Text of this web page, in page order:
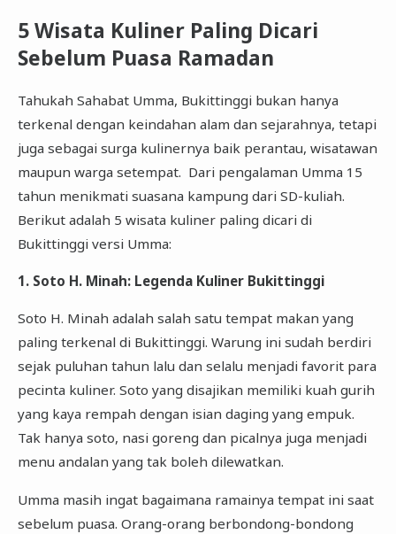
5 Wisata Kuliner Paling Dicari
Sebelum Puasa Ramadan
Tahukah Sahabat Umma, Bukittinggi bukan hanya
terkenal dengan keindahan alam dan sejarahnya, tetapi
juga sebagai surga kulinernya baik perantau, wisatawan
maupun warga setempat. Dari pengalaman Umma 15
tahun menikmati suasana kampung dari SD-kuliah.
Berikut adalah 5 wisata kuliner paling dicari di
Bukittinggi versi Umma:
1. Soto H. Minah: Legenda Kuliner Bukittinggi
Soto H. Minah adalah salah satu tempat makan yang
paling terkenal di Bukittinggi. Warung ini sudah berdiri
sejak puluhan tahun lalu dan selalu menjadi favorit para
pecinta kuliner. Soto yang disajikan memiliki kuah gurih
yang kaya rempah dengan isian daging yang empuk.
Tak hanya soto, nasi goreng dan picalnya juga menjadi
menu andalan yang tak boleh dilewatkan.
Umma masih ingat bagaimana ramainya tempat ini saat
sebelum puasa. Orang-orang berbondong-bondong